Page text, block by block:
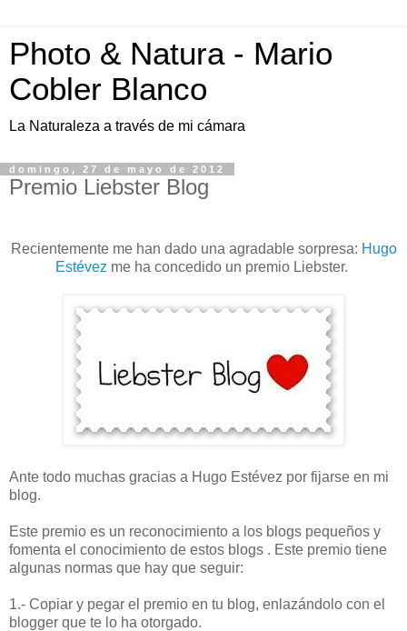
Photo & Natura - Mario
Cobler Blanco
La Naturaleza a través de mi cámara
domingo, 27 de mayo de 2012
Premio Liebster Blog
Recientemente me han dado una agradable sorpresa: Hugo
Estévez me ha concedido un premio Liebster.
Ante todo muchas gracias a Hugo Estévez por fijarse en mi
blog.
Este premio es un reconocimiento a los blogs pequeños y
fomenta el conocimiento de estos blogs . Este premio tiene
algunas normas que hay que seguir:
1.- Copiar y pegar el premio en tu blog, enlazándolo con el
blogger que te lo ha otorgado.